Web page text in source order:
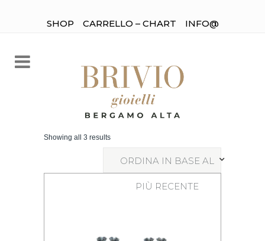
SHOP CARRELLO – CHART INFO@
Showing all 3 results
ORDINA IN BASE AL
PIÙ RECENTE